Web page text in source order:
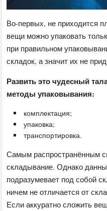
Во-первых, не приходится
вещи можно упаковать
при правильном
складок, а значит их не
Развить это чудесный
методы упаковывания:
комплектация;
упаковка;
транспортировка.
Самым распространённым
складывание. Однако
подразумевает под собой
ничем не отличается от
Если аккуратно сложить